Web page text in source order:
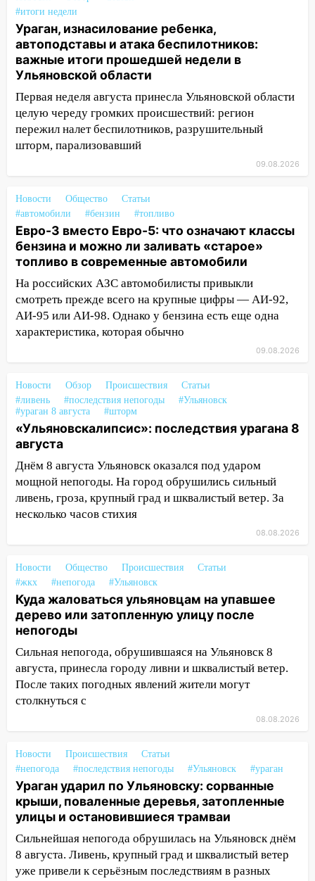
непогода
07:30
Евро-3 вместо Евро-5: что
означают классы бензина и можно ли
заливать «старое» топливо в
современные автомобили
06:30 Какая погода будет в Ульяновской
области днем 9 августа
05:05 День, когда всё может
измениться: гороскоп на 9 августа —
упустить
08.08.2026
20:10
Во время урагана в Ульяновске на
Волге перевернулась лодка
19:55 В Ульяновске упавшее дерево
заблокировало в машине двух женщин
17:15 В Ульяновской области
ремонтируют девять мостов: один уже
17:00
урагана 8 августа
16:38 Прогноз погоды в Ульяновской
области на 9 августа
16:34 Из-за мощной непогоды в
Ульяновске отменили фестиваль «Наше
время»
16:17 Мелекесский район первым в
Ульяновской области намолотил более
15:17
В колледжи и техникумы
Ульяновской области подали более 10
тысяч заявлений
15:04 Фоторепортаж с улиц Ульяновска
после шторма: поваленные деревья и
затопленные улицы
14:28 Ураган вырвал остановку на улице
Деева в Заволжье
дождавшись коммунальщиков
14:16 Шторм продолжает ломать город:
на улице Любови Шевцовой рухнул
светофор
14:14 Студента из Ульяновска обманули
мошенники под видом преподавателя
#итоги недели
Ураган, изнасилование ребенка,
автоподставы и атака беспилотников:
важные итоги прошедшей недели в
Ульяновской области
Первая неделя августа принесла Ульяновской области
целую череду громких происшествий: регион
пережил налет беспилотников, разрушительный
шторм, парализовавший
09.08.2026
Новости Общество
Статьи
#автомобили
#бензин #топливо
Евро-3 вместо Евро-5: что означают классы
бензина и можно ли заливать «старое»
топливо в современные автомобили
На российских АЗС автомобилисты привыкли
смотреть прежде всего на крупные цифры — АИ-92,
АИ-95 или АИ-98. Однако у бензина есть еще одна
характеристика, которая обычно
09.08.2026
Новости Обзор Происшествия
Статьи
#ливень
#последствия непогоды
#Ульяновск
#ураган 8 августа
#шторм
«Ульяновскалипсис»: последствия урагана 8
августа
Днём 8 августа Ульяновск оказался под ударом
мощной непогоды. На город обрушились сильный
ливень, гроза, крупный град и шквалистый ветер. За
несколько часов стихия
08.08.2026
Новости Общество Происшествия
Статьи
#жкх
#непогода #Ульяновск
Куда жаловаться ульяновцам на упавшее
дерево или затопленную улицу после
непогоды
Сильная непогода, обрушившаяся на Ульяновск 8
августа, принесла городу ливни и шквалистый ветер.
После таких погодных явлений жители могут
столкнуться с
08.08.2026
Новости Происшествия
Статьи
#непогода
#последствия непогоды #Ульяновск #ураган
Ураган ударил по Ульяновску: сорванные
крыши, поваленные деревья, затопленные
улицы и остановившиеся трамваи
Сильнейшая непогода обрушилась на Ульяновск днём
8 августа. Ливень, крупный град и шквалистый ветер
уже привели к серьёзным последствиям в разных